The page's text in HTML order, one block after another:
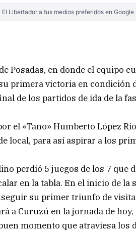
El Libertador a tus medios preferidos en Google
Posadas, en donde el equipo
primera victoria en condición
de los partidos de ida de la
el «Tano» Humberto López
local, para así aspirar a los
perdió 5 juegos de los 7 que
en la tabla. En el inicio de la
su primer triunfo de
a Curuzú en la jornada de
momento que atraviesa los